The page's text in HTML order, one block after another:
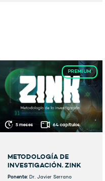
PREMIUM
5 meses 64 capítulos
METODOLOGÍA DE
INVESTIGACIÓN. ZINK
Ponente: Dr. Javier Serrano